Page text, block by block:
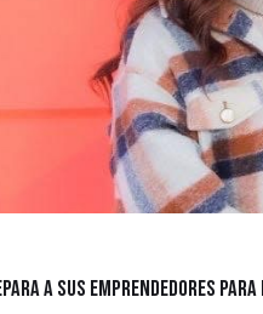
a sus emprendedores